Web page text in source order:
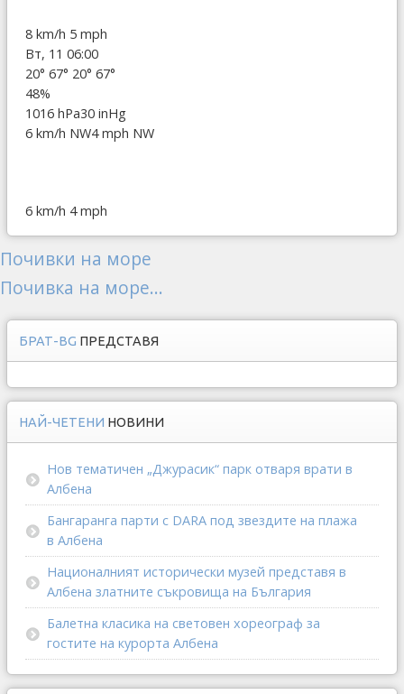
8 km/h 5 mph
Вт, 11 06:00
20° 67° 20° 67°
48%
1016 hPa30 inHg
6 km/h NW4 mph NW
6 km/h 4 mph
Почивки на море
Почивка на море...
БРАТ-BG ПРЕДСТАВЯ
НАЙ-ЧЕТЕНИ НОВИНИ
Нов тематичен „Джурасик“ парк отваря врати в
Албена
Бангаранга парти с DARA под звездите на плажа
в Албена
Националният исторически музей представя в
Албена златните съкровища на България
Балетна класика на световен хореограф за
гостите на курорта Албена